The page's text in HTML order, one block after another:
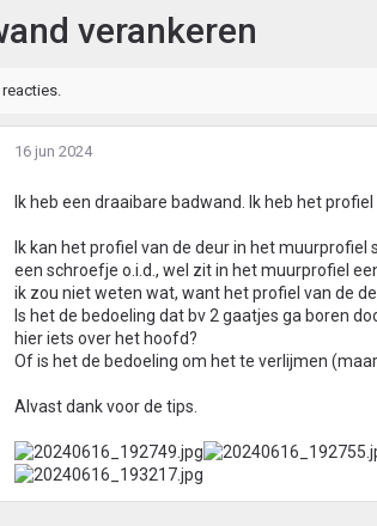
verankeren
16 jun 2024
Ik heb een draaibare badwand. Ik heb het
Ik kan het profiel van de deur in het
een schroefje o.i.d., wel zit in het muurprofiel
ik zou niet weten wat, want het profiel van de
Is het de bedoeling dat bv 2 gaatjes ga boren
hier iets over het hoofd?
Of is het de bedoeling om het te verlijmen
Alvast dank voor de tips.